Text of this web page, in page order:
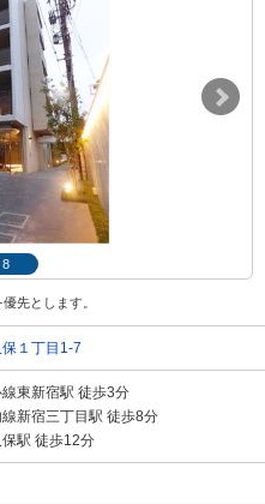
8
先とします。
１丁目1-7
東新宿駅 徒歩3分
新宿三丁目駅 徒歩8分
保駅 徒歩12分